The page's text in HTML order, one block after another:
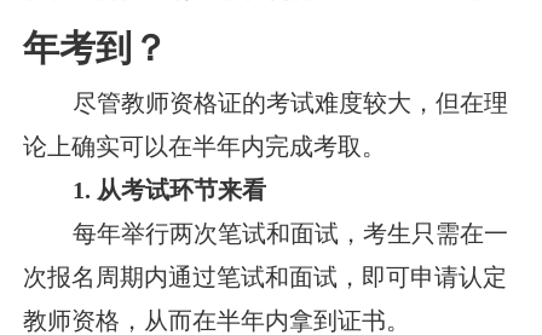
年考到？
尽管教师资格证的考试难度较大，但在理
论上确实可以在半年内完成考取。
1. 从考试环节来看
每年举行两次笔试和面试，考生只需在一
次报名周期内通过笔试和面试，即可申请认定
教师资格，从而在半年内拿到证书。